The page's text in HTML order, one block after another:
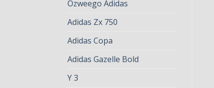
Ozweego Adidas
Adidas Zx 750
Adidas Copa
Adidas Gazelle Bold
Y 3